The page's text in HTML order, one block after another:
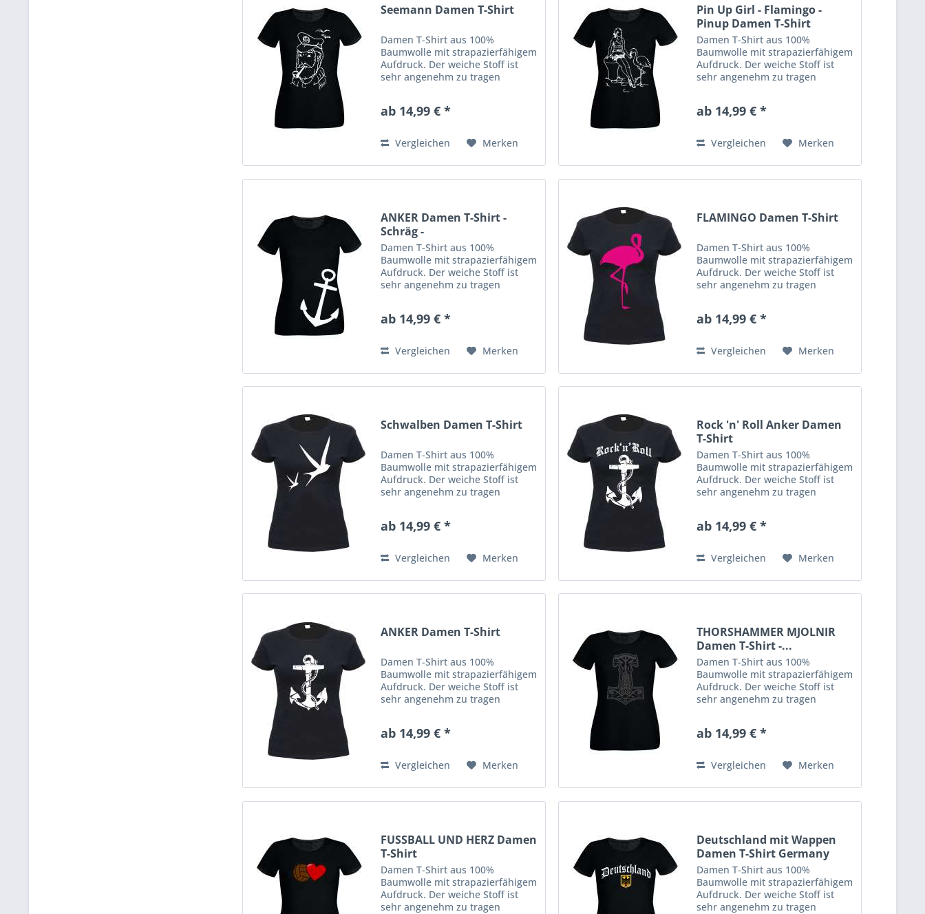
Seemann Damen T-Shirt
Damen T-Shirt aus 100%
Baumwolle mit strapazierfähigem
Aufdruck. Der weiche Stoff ist
sehr angenehm zu tragen
Passform mit
hat es Doppelnähte an...
ab 14,99 € *
Vergleichen Merken
Pin Up Girl - Flamingo -
Pinup Damen T-Shirt
Damen T-Shirt aus 100%
Baumwolle mit strapazierfähigem
Aufdruck. Der weiche Stoff ist
sehr angenehm zu tragen
Passform mit
hat es Doppelnähte an...
ab 14,99 € *
Vergleichen Merken
ANKER Damen T-Shirt -
Schräg -
Damen T-Shirt aus 100%
Baumwolle mit strapazierfähigem
Aufdruck. Der weiche Stoff ist
sehr angenehm zu tragen
Passform mit
hat es Doppelnähte an...
ab 14,99 € *
Vergleichen Merken
FLAMINGO Damen T-Shirt
Damen T-Shirt aus 100%
Baumwolle mit strapazierfähigem
Aufdruck. Der weiche Stoff ist
sehr angenehm zu tragen
Passform mit
hat es Doppelnähte an...
ab 14,99 € *
Vergleichen Merken
Schwalben Damen T-Shirt
Damen T-Shirt aus 100%
Baumwolle mit strapazierfähigem
Aufdruck. Der weiche Stoff ist
sehr angenehm zu tragen
Passform mit
hat es Doppelnähte an...
ab 14,99 € *
Vergleichen Merken
Rock 'n' Roll Anker Damen
T-Shirt
Damen T-Shirt aus 100%
Baumwolle mit strapazierfähigem
Aufdruck. Der weiche Stoff ist
sehr angenehm zu tragen
Passform mit
hat es Doppelnähte an...
ab 14,99 € *
Vergleichen Merken
ANKER Damen T-Shirt
Damen T-Shirt aus 100%
Baumwolle mit strapazierfähigem
Aufdruck. Der weiche Stoff ist
sehr angenehm zu tragen
Passform mit
hat es Doppelnähte an...
ab 14,99 € *
Vergleichen Merken
THORSHAMMER MJOLNIR
Damen T-Shirt -...
Damen T-Shirt aus 100%
Baumwolle mit strapazierfähigem
Aufdruck. Der weiche Stoff ist
sehr angenehm zu tragen
Passform mit
hat es Doppelnähte an...
ab 14,99 € *
Vergleichen Merken
FUSSBALL UND HERZ Damen
T-Shirt
Damen T-Shirt aus 100%
Baumwolle mit strapazierfähigem
Aufdruck. Der weiche Stoff ist
sehr angenehm zu tragen
Deutschland mit Wappen
Damen T-Shirt Germany
Damen T-Shirt aus 100%
Baumwolle mit strapazierfähigem
Aufdruck. Der weiche Stoff ist
sehr angenehm zu tragen